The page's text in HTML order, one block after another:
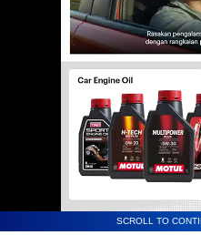
SCROLL TO